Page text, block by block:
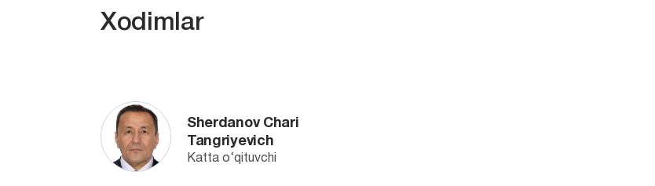
Xodimlar
Sherdanov Chari
Tangriyevich
Katta o‘qituvchi